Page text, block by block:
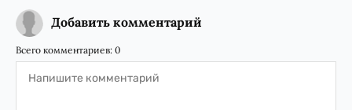
Добавить комментарий
Всего комментариев: 0